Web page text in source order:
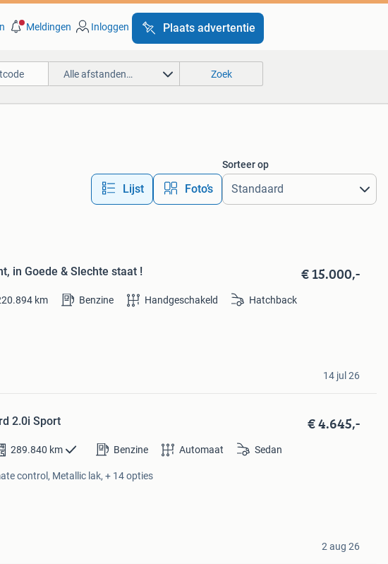
Meldingen Inloggen Plaats advertentie
Alle afstanden… Zoek
Lijst Foto’s
Sorteer op
in Goede & Slechte staat ! € 15.000,-
km Benzine Handgeschakeld Hatchback
14 jul 26
2.0i Sport € 4.645,-
289.840 km Benzine Automaat Sedan
control, Metallic lak, + 14 opties
2 aug 26